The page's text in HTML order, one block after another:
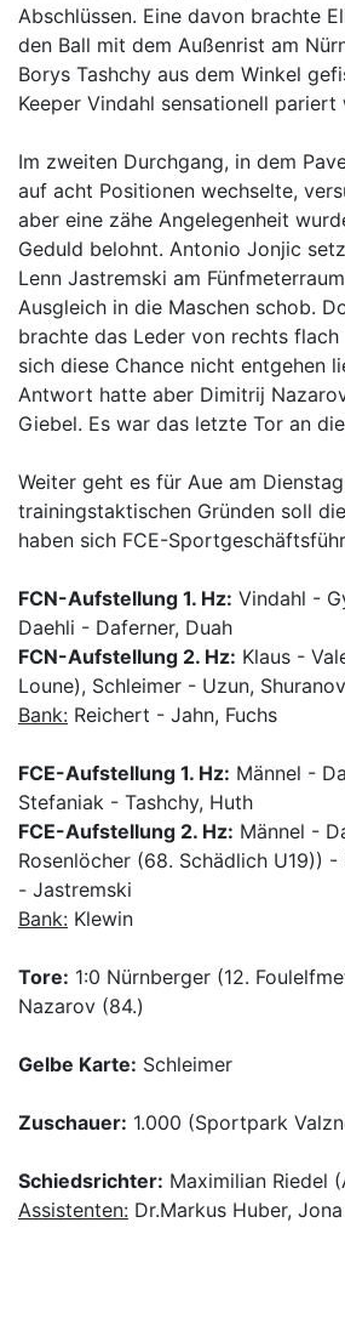
Abschlüssen. Eine davon brachte
den Ball mit dem Außenrist am
Borys Tashchy aus dem Winkel
Keeper Vindahl sensationell
Im zweiten Durchgang, in dem
auf acht Positionen wechselte,
aber eine zähe Angelegenheit
Geduld belohnt. Antonio Jonjic
Lenn Jastremski am
Ausgleich in die Maschen schob.
brachte das Leder von rechts
sich diese Chance nicht entgehen
Antwort hatte aber Dimitrij
Giebel. Es war das letzte Tor an
Weiter geht es für Aue am
trainingstaktischen Gründen soll
haben sich FCE-
FCN-Aufstellung 1. Hz: Vindahl -
Daehli - Daferner, Duah
FCN-Aufstellung 2. Hz: Klaus -
Loune), Schleimer - Uzun, Shuranov
Bank: Reichert - Jahn, Fuchs
FCE-Aufstellung 1. Hz: Männel -
Stefaniak - Tashchy, Huth
FCE-Aufstellung 2. Hz: Männel -
Rosenlöcher (68. Schädlich U19))
- Jastremski
Bank: Klewin
Tore: 1:0 Nürnberger (12.
Nazarov (84.)
Gelbe Karte: Schleimer
Zuschauer: 1.000 (Sportpark
Schiedsrichter: Maximilian Riedel
Assistenten: Dr.Markus Huber,